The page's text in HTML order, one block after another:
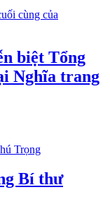
biệt Tổng
Nghĩa trang
Bí thư